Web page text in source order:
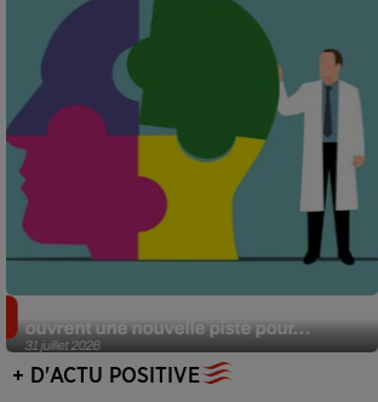
31 juillet 2026
ouvrent une nouvelle piste pour...
+ D'ACTU POSITIVE